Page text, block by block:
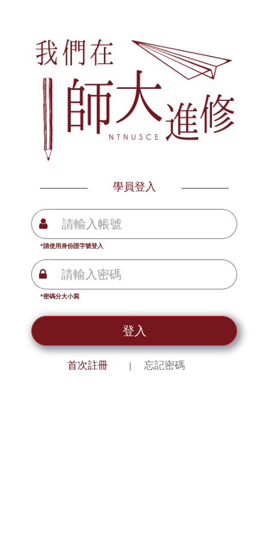
學員登入
*請使用身份證字號登入
*密碼分大小寫
登入
首次註冊 忘記密碼